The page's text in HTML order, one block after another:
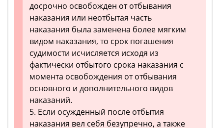
досрочно освобожден от отбывания
наказания или неотбытая часть
наказания была заменена более мягким
видом наказания, то срок погашения
судимости исчисляется исходя из
фактически отбытого срока наказания с
момента освобождения от отбывания
основного и дополнительного видов
наказаний.
5. Если осужденный после отбытия
наказания вел себя безупречно, а также